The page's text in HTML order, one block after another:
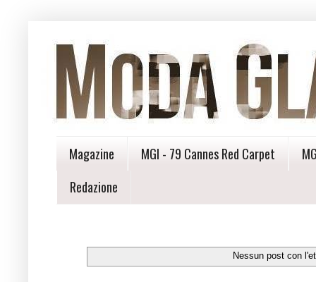
Magazine MGI - 79 Cannes Red Carpet
Redazione
Nessun post con